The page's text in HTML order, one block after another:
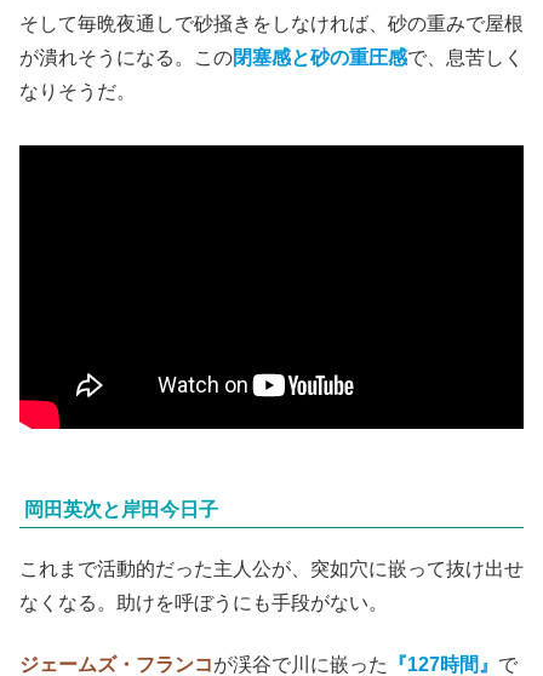
そして毎晩夜通しで砂掻きをしなければ、砂の重みで屋根
が潰れそうになる。この閉塞感と砂の重圧感で、息苦しく
なりそうだ。
岡田英次と岸田今日子
これまで活動的だった主人公が、突如穴に嵌って抜け出せ
なくなる。助けを呼ぼうにも手段がない。
ジェームズ・フランコが渓谷で川に嵌った 『127時間』 で